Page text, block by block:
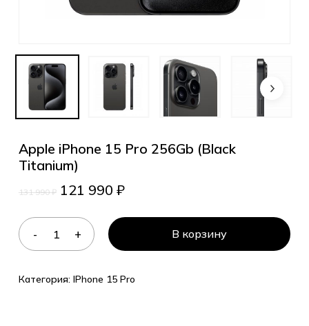
Apple iPhone 15 Pro 256Gb (Black
Titanium)
131 990₽ 121 990 ₽
В корзину
Категория: IPhone 15 Pro